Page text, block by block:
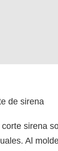
de sirena
sirena
Al